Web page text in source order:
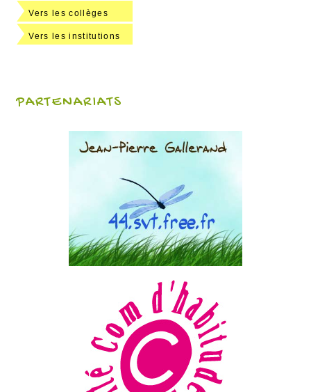
Vers les collèges
Vers les institutions
PARTENARIATS